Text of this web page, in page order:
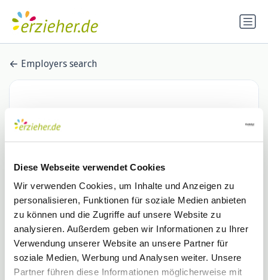
Diese Webseite verwendet Cookies
Wir verwenden Cookies, um Inhalte und Anzeigen zu
personalisieren, Funktionen für soziale Medien anbieten
zu können und die Zugriffe auf unsere Website zu
analysieren. Außerdem geben wir Informationen zu Ihrer
Verwendung unserer Website an unsere Partner für
soziale Medien, Werbung und Analysen weiter. Unsere
Partner führen diese Informationen möglicherweise mit
Employers search
VIVA Stiftung gGmbH
1 Stellenangebot